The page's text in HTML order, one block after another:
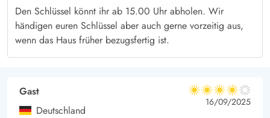
Hier könnt Ihr sich ordentlich durchpusten lassen, Ruhe finden
und die Batterien wieder aufladen. Das Haus ist ein perfekter
Ausgangspunkt für kleine Ausflüge in die westjütländische
Umgebung. Von hier ist es nur eine kurze Autofahrt nach z.B.
Den Schlüssel könnt ihr ab 15.00 Uhr abholen. Wir
händigen euren Schlüssel aber auch gerne vorzeitig aus,
wenn das Haus früher bezugsfertig ist.
Gast
Deutschland
4 von 5
4 von 5
4 out of 5
16/09/2025